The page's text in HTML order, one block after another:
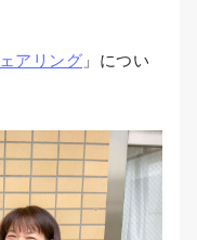
アリング 」につい